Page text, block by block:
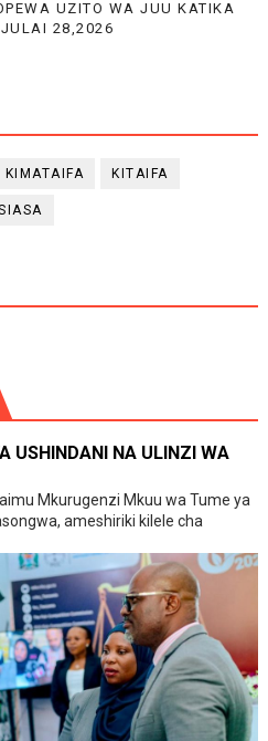
UZITO WA JUU KATIKA
28,2026
KIMATAIFA KITAIFA
USHINDANI NA ULINZI WA
Mkurugenzi Mkuu wa Tume ya
ameshiriki kilele cha